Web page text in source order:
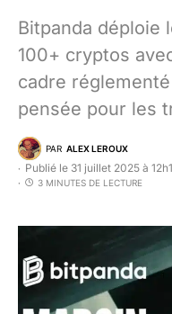
Bitpanda déploie
100+ cryptos
cadre
pensée pour les
PAR ALEX LEROUX
Publié le 31 juillet 2025 à
3 MINUTES DE LECTURE